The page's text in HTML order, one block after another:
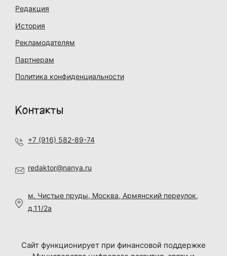
Редакция
История
Рекламодателям
Партнерам
Политика конфиденциальности
Контакты
+7 (916) 582-89-74
redaktor@nanya.ru
м. Чистые пруды, Москва, Армянский переулок,
д.11/2а
Сайт функционирует при финансовой поддержке